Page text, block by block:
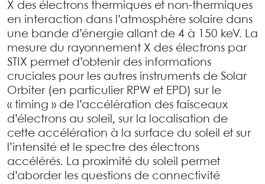
X des électrons thermiques et non-thermiques
en interaction dans l’atmosphère solaire dans
une bande d’énergie allant de 4 à 150 keV. La
mesure du rayonnement X des électrons par
STIX permet d’obtenir des informations
cruciales pour les autres instruments de Solar
Orbiter (en particulier RPW et EPD) sur le
« timing » de l’accélération des faisceaux
d’électrons au soleil, sur la localisation de
cette accélération à la surface du soleil et sur
l’intensité et le spectre des électrons
accélérés. La proximité du soleil permet
d’aborder les questions de connectivité